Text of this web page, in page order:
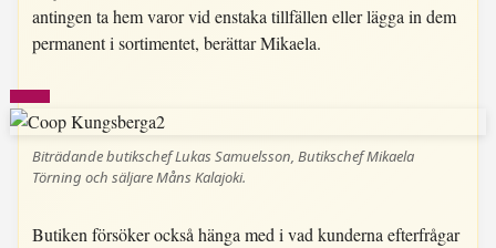
antingen ta hem varor vid enstaka tillfällen eller lägga in dem
permanent i sortimentet, berättar Mikaela.
Biträdande butikschef Lukas Samuelsson, Butikschef Mikaela
Törning och säljare Måns Kalajoki.
Butiken försöker också hänga med i vad kunderna efterfrågar